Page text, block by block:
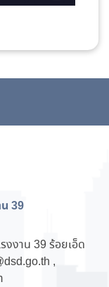
39
งาน 39 ร้อยเอ็ด
,